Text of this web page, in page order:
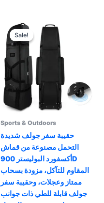
the
product
Sale!
Sale!
Sports & Outdoors
حقيبة سفر جولف شديدة
التحمل مصنوعة من قماش
أكسفورد البوليستر 900D
المقاوم للتآكل، مزودة بسحاب
ممتاز وعجلات، وحقيبة سفر
جولف قابلة للطي ذات جوانب